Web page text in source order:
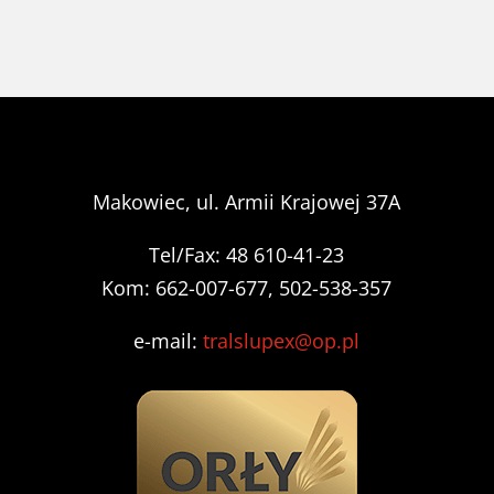
Makowiec, ul. Armii Krajowej 37A
Tel/Fax: 48 610-41-23
Kom: 662-007-677, 502-538-357
e-mail:tralslupex@op.pl